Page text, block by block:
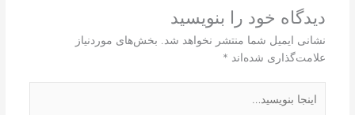
دیدگاه‌ خود را بنویسید
نشانی ایمیل شما منتشر نخواهد شد.
بخش‌های موردنیاز
علامت‌گذاری شده‌اند *
بنویسید…